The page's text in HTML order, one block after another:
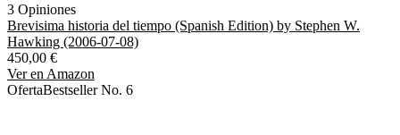
3 Opiniones
Brevisima historia del tiempo (Spanish Edition) by Stephen W.
Hawking (2006-07-08)
450,00 €
Ver en Amazon
OfertaBestseller No. 6